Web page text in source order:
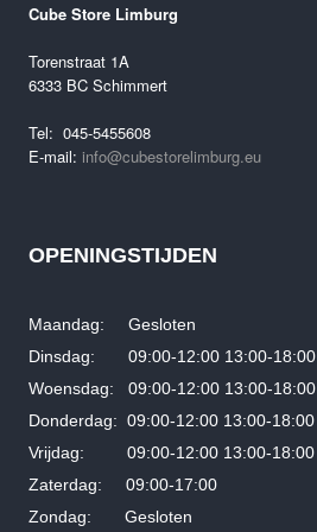
Cube Store Limburg
Torenstraat 1A
6333 BC Schimmert
Tel: 045-5455608
E-mail: info@cubestorelimburg.eu
OPENINGSTIJDEN
Maandag: Gesloten
Dinsdag: 09:00-12:00 13:00-18:00
Woensdag: 09:00-12:00 13:00-18:00
Donderdag: 09:00-12:00 13:00-18:00
Vrijdag: 09:00-12:00 13:00-18:00
Zaterdag: 09:00-17:00
Zondag: Gesloten